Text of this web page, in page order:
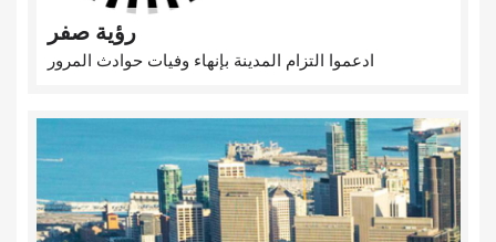
رؤية صفر
ادعموا التزام المدينة بإنهاء وفيات حوادث المرور